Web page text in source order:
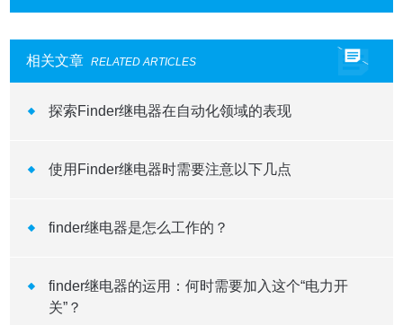
相关文章 RELATED ARTICLES
探索Finder继电器在自动化领域的表现
使用Finder继电器时需要注意以下几点
finder继电器是怎么工作的？
finder继电器的运用：何时需要加入这个“电力开
关”？